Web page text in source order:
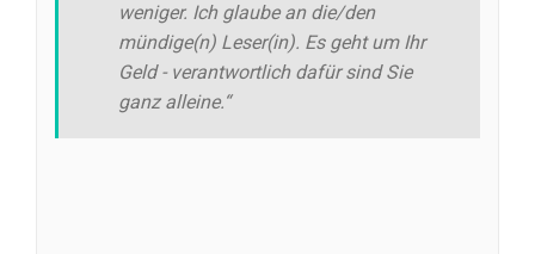
weniger. Ich glaube an die/den
mündige(n) Leser(in). Es geht um Ihr
Geld - verantwortlich dafür sind Sie
ganz alleine.“